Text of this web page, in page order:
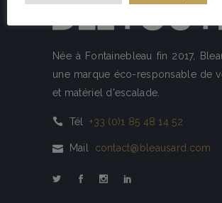
Née à Fontainebleau fin 2017,
une marque éco-responsable de
et matériel d'escalade.
Tél +33 (0)1 85 48 14 52
Mail contact@bleausard.com